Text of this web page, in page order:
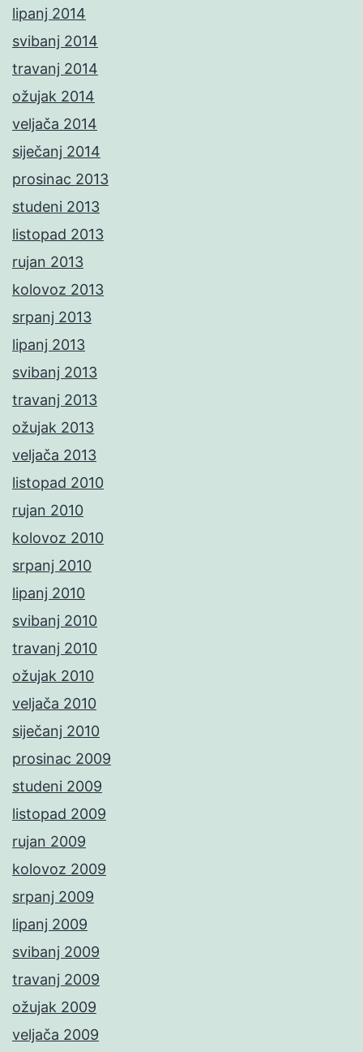
lipanj 2014
svibanj 2014
travanj 2014
ožujak 2014
veljača 2014
siječanj 2014
prosinac 2013
studeni 2013
listopad 2013
rujan 2013
kolovoz 2013
srpanj 2013
lipanj 2013
svibanj 2013
travanj 2013
ožujak 2013
veljača 2013
listopad 2010
rujan 2010
kolovoz 2010
srpanj 2010
lipanj 2010
svibanj 2010
travanj 2010
ožujak 2010
veljača 2010
siječanj 2010
prosinac 2009
studeni 2009
listopad 2009
rujan 2009
kolovoz 2009
srpanj 2009
lipanj 2009
svibanj 2009
travanj 2009
ožujak 2009
veljača 2009